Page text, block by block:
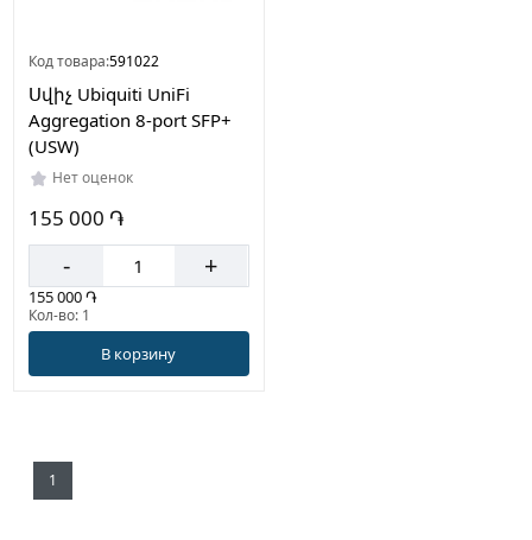
Код товара:591022
Սվիչ Ubiquiti UniFi
Aggregation 8-port SFP+
(USW)
Нет оценок
155 000 ֏
- +
155 000 ֏
Кол-во: 1
В корзину
1